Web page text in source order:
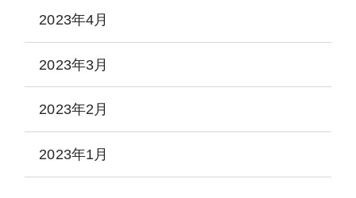
2023年4月
2023年3月
2023年2月
2023年1月